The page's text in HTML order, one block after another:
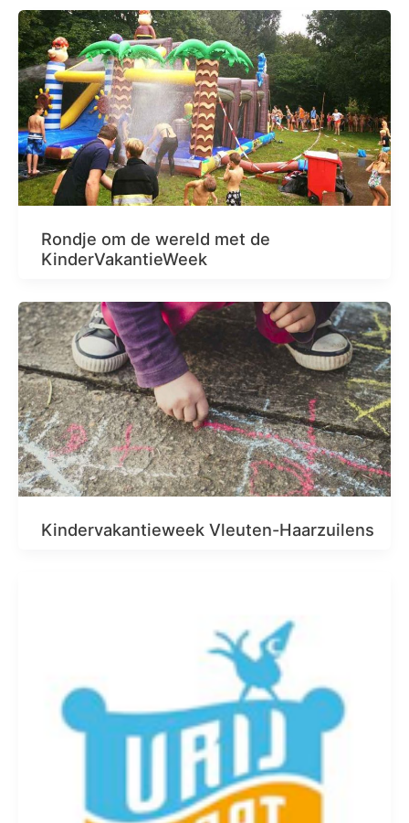
Rondje om de wereld met de
KinderVakantieWeek
Kindervakantieweek Vleuten-Haarzuilens